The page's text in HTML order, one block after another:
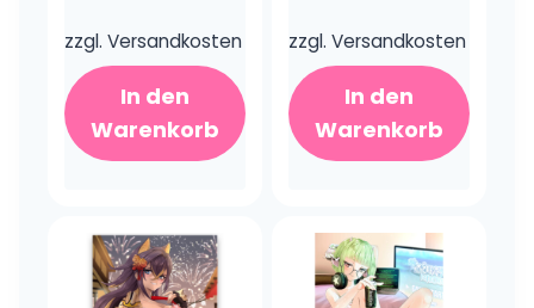
zzgl. Versandkosten
In den
Warenkorb
zzgl. Versandkosten
In den
Warenkorb